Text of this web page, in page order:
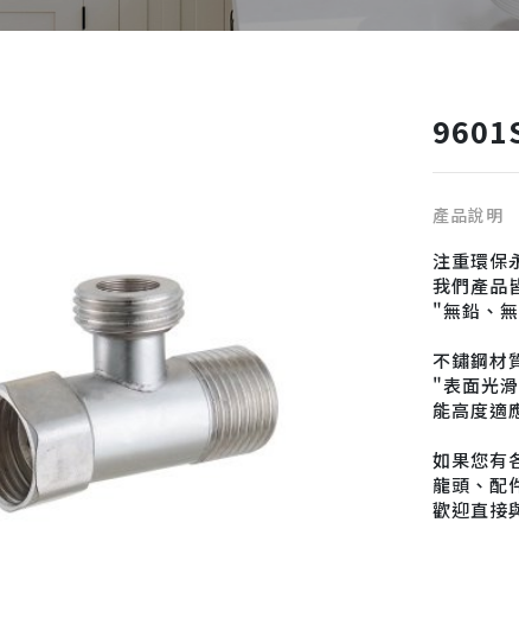
產品說明
注重環保
我們產品
"無鉛、
不鏽鋼材
"表面光
能高度適
如果您有
龍頭、配
歡迎直接